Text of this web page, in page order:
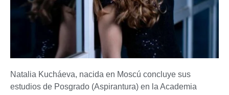
Natalia Kucháeva, nacida en Moscú concluye sus
estudios de Posgrado (Aspirantura) en la Academia